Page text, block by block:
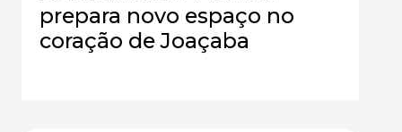
prepara novo espaço no
coração de Joaçaba